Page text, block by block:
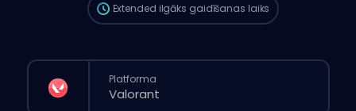
Extended ilgāks gaidīšanas laiks
Platforma